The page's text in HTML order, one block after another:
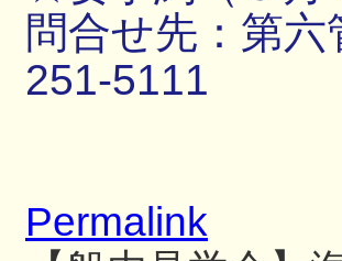
問合せ先：第
251-5111
Permalink